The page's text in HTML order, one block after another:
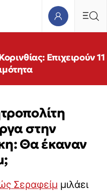
Επιχειρούν 11
στην
Θα έκαναν
Σεραφείμ μιλάει